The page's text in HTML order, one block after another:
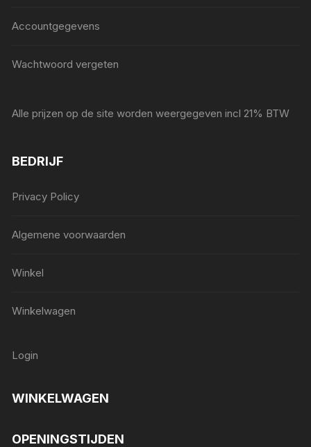
Accountgegevens
Wachtwoord vergeten
Alle prijzen op de site worden weergegeven incl 21% BTW
BEDRIJF
Privacy Policy
Algemene voorwaarden
Winkel
Winkelwagen
Login
WINKELWAGEN
OPENINGSTIJDEN